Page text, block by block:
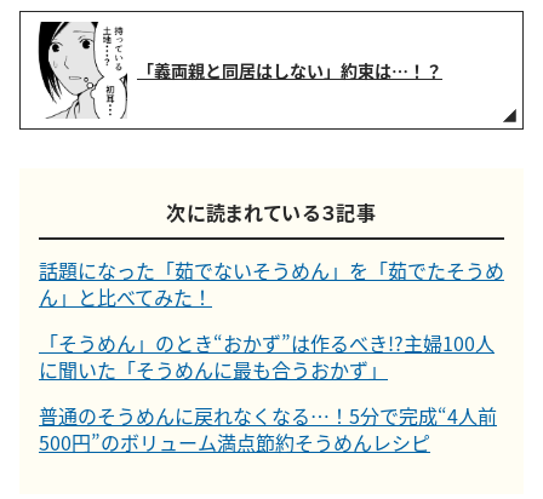
「義両親と同居はしない」約束は…！？
次に読まれている３記事
話題になった「茹でないそうめん」を「茹でたそうめ
ん」と比べてみた！
「そうめん」のとき“おかず”は作るべき!?主婦100人
に聞いた「そうめんに最も合うおかず」
普通のそうめんに戻れなくなる…！5分で完成“4人前
500円”のボリューム満点節約そうめんレシピ